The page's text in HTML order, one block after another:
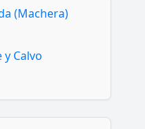
(Machera)
y Calvo